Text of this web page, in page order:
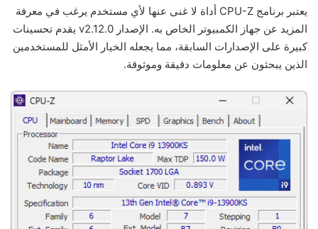
يعتبر برنامج CPU-Z أداة لا غنى عنها لأي مستخدم يرغب في معرفة
المزيد عن جهاز الكمبيوتر الخاص به. الإصدار v2.12.0 يقدم تحسينات
كبيرة على الإصدارات السابقة، مما يجعله الخيار الأمثل للمستخدمين
الذين يبحثون عن معلومات دقيقة وموثوقة.